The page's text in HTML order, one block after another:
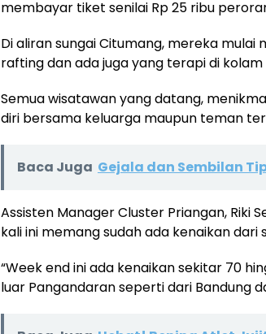
membayar tiket senilai Rp 25 ribu
Di aliran sungai Citumang, mereka
rafting dan ada juga yang terapi di kolam
Semua wisatawan yang datang,
diri bersama keluarga maupun teman
Baca Juga Gejala dan Sembilan
Assisten Manager Cluster Priangan, Riki
kali ini memang sudah ada kenaikan dari
“Week end ini ada kenaikan sekitar 70
luar Pangandaran seperti dari Bandung